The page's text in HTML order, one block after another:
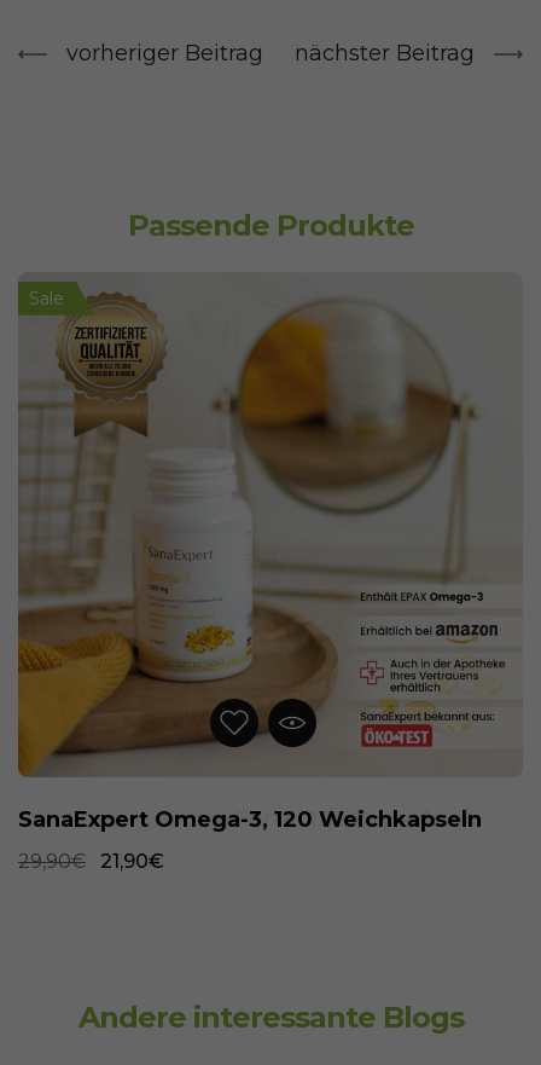
vorheriger Beitrag nächster Beitrag
Passende Produkte
Sale
SanaExpert Omega-3, 120 Weichkapseln
29,90€ 21,90€
Andere interessante Blogs